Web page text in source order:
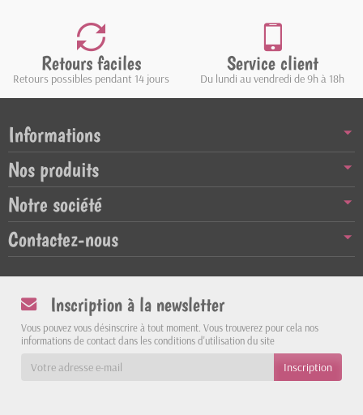
Retours faciles
Retours possibles pendant 14 jours
Service client
Du lundi au vendredi de 9h à 18h
Informations
Nos produits
Notre société
Contactez-nous
Inscription à la newsletter
Vous pouvez vous désinscrire à tout moment. Vous trouverez pour cela nos
informations de contact dans les conditions d'utilisation du site